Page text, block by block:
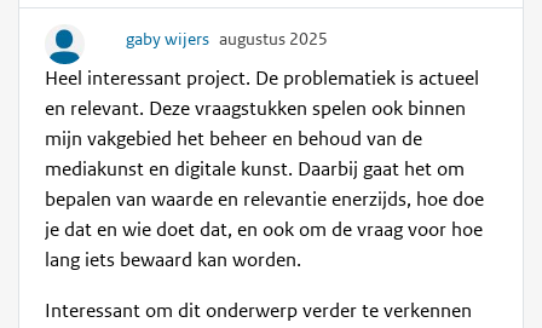
gaby wijers augustus 2025
Heel interessant project. De problematiek is actueel
en relevant. Deze vraagstukken spelen ook binnen
mijn vakgebied het beheer en behoud van de
mediakunst en digitale kunst. Daarbij gaat het om
bepalen van waarde en relevantie enerzijds, hoe doe
je dat en wie doet dat, en ook om de vraag voor hoe
lang iets bewaard kan worden.
Interessant om dit onderwerp verder te verkennen